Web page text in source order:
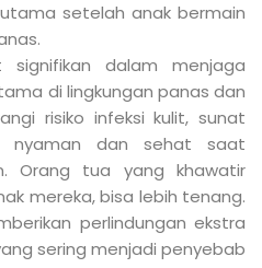
setelah anak bermain
signifikan dalam menjaga
di lingkungan panas dan
risiko infeksi kulit, sunat
nyaman dan sehat saat
Orang tua yang khawatir
mereka, bisa lebih tenang.
perlindungan ekstra
sering menjadi penyebab